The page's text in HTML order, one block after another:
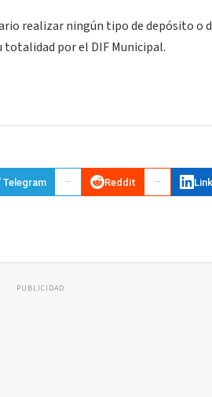
realizar ningún tipo de depósito o
totalidad por el DIF Municipal.
Telegram Reddit
PUBLICIDAD